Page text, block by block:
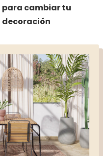
para cambiar tu
decoración